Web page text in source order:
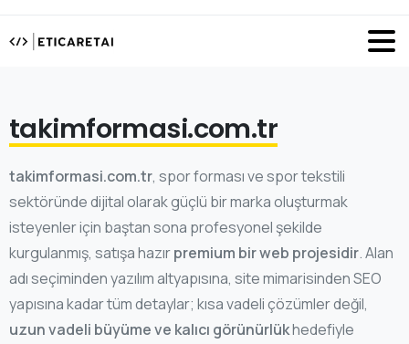
takimformasi.com.tr
takimformasi.com.tr, spor forması ve spor tekstili
sektöründe dijital olarak güçlü bir marka oluşturmak
isteyenler için baştan sona profesyonel şekilde
kurgulanmış, satışa hazırpremium bir web projesidir. Alan
adı seçiminden yazılım altyapısına, site mimarisinden SEO
yapısına kadar tüm detaylar; kısa vadeli çözümler değil,
uzun vadeli büyüme ve kalıcı görünürlükhedefiyle